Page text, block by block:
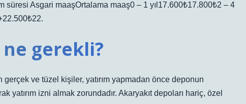
süresi Asgari maaşOrtalama maaş0 – 1 yıl17.600₺17.800₺2 – 4
gerekli?
ve tüzel kişiler, yatırım yapmadan önce deponun
yatırım izni almak zorundadır. Akaryakıt depoları hariç, özel